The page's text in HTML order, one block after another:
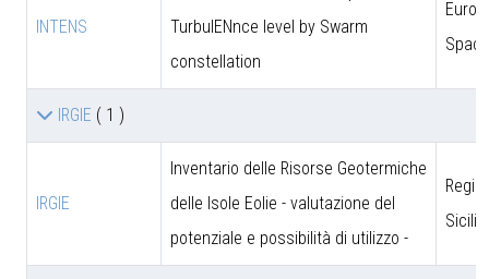
INTENS
TurbulENnce level by Swarm
constellation
IRGIE ( 1 )
IRGIE
Inventario delle Risorse Geotermiche
delle Isole Eolie - valutazione del
potenziale e possibilità di utilizzo -